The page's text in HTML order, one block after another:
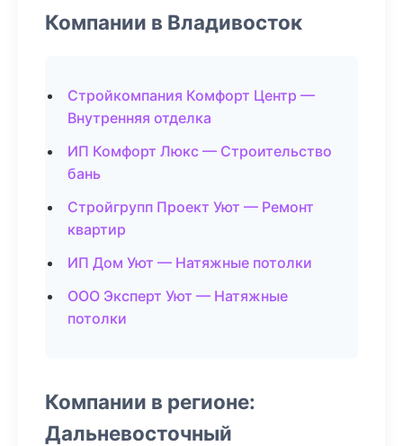
Компании в Владивосток
Стройкомпания Комфорт Центр —
Внутренняя отделка
ИП Комфорт Люкс — Строительство
бань
Стройгрупп Проект Уют — Ремонт
квартир
ИП Дом Уют — Натяжные потолки
ООО Эксперт Уют — Натяжные
потолки
Компании в регионе:
Дальневосточный